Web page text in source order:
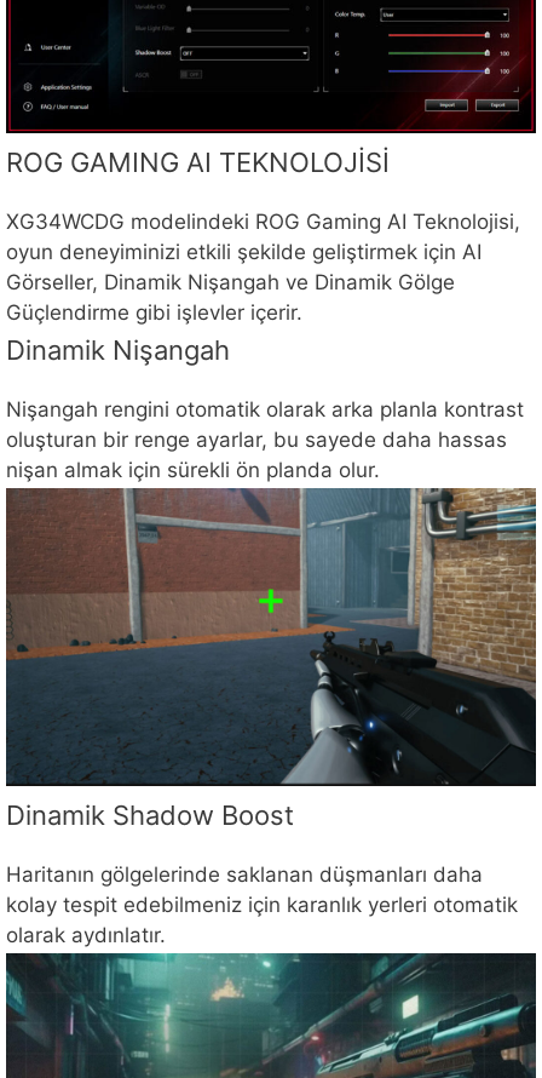
ROG GAMING AI TEKNOLOJİSİ
XG34WCDG modelindeki ROG Gaming AI Teknolojisi,
oyun deneyiminizi etkili şekilde geliştirmek için AI
Görseller, Dinamik Nişangah ve Dinamik Gölge
Güçlendirme gibi işlevler içerir.
Dinamik Nişangah
Nişangah rengini otomatik olarak arka planla kontrast
oluşturan bir renge ayarlar, bu sayede daha hassas
nişan almak için sürekli ön planda olur.
Dinamik Shadow Boost
Haritanın gölgelerinde saklanan düşmanları daha
kolay tespit edebilmeniz için karanlık yerleri otomatik
olarak aydınlatır.